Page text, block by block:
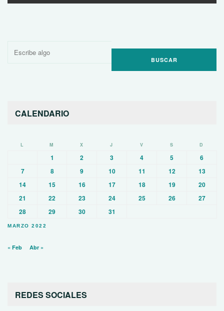
Buscar
CALENDARIO
MARZO 2022
L M X J V S D
1 2 3 4 5
6
7
8 9 10 11 12
13
14
15 16 17 18 19
20
21
22 23 24 25 26
27
28
29 30 31
« Feb Abr »
REDES SOCIALES